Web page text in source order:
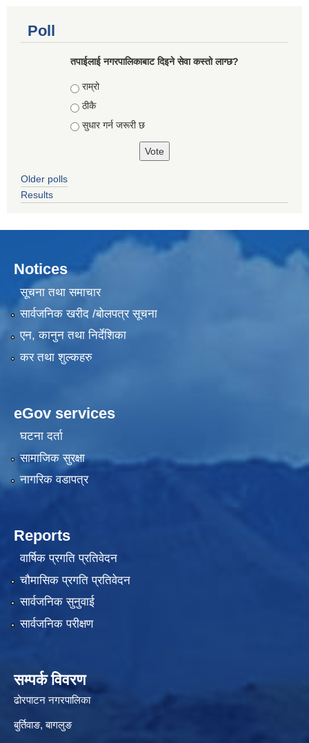
Poll
तपाईलाई नगरपालिकाबाट दिइने सेवा कस्तो लाग्छ?
Choices
राम्रो
ठीकै
सुधार गर्न जरूरी छ
Older polls
Results
Notices
सूचना तथा समाचार
सार्वजनिक खरीद /बोलपत्र सूचना
एन, कानुन तथा निर्देशिका
कर तथा शुल्कहरु
eGov services
घटना दर्ता
सामाजिक सुरक्षा
नागरिक वडापत्र
Reports
वार्षिक प्रगति प्रतिवेदन
चौमासिक प्रगति प्रतिवेदन
सार्वजनिक सुनुवाई
सार्वजनिक परीक्षण
सम्पर्क विवरण
ढोरपाटन नगरपालिका
बुर्तिवाङ, बागलुङ